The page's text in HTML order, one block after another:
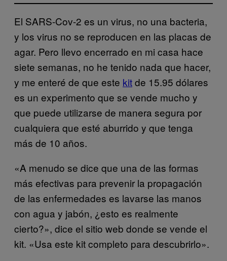
El SARS-Cov-2 es un virus, no una bacteria,
y los virus no se reproducen en las placas de
agar. Pero llevo encerrado en mi casa hace
siete semanas, no he tenido nada que hacer,
y me enteré de que este kitde 15.95 dólares
es un experimento que se vende mucho y
que puede utilizarse de manera segura por
cualquiera que esté aburrido y que tenga
más de 10 años.
«A menudo se dice que una de las formas
más efectivas para prevenir la propagación
de las enfermedades es lavarse las manos
con agua y jabón, ¿esto es realmente
cierto?», dice el sitio web donde se vende el
kit. «Usa este kit completo para descubrirlo».